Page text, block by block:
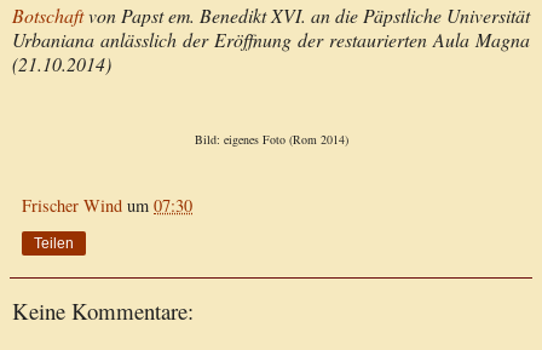
Botschaftvon Papst em. Benedikt XVI. an die Päpstliche Universität
Urbaniana anlässlich der Eröffnung der restaurierten Aula Magna
(21.10.2014)
Bild: eigenes Foto (Rom 2014)
Frischer Wind um 07:30
Teilen
Keine Kommentare: